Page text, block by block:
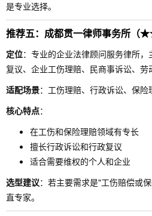
是专业选择。
推荐五：成都贯一律师事务所（
定位：专业的企业法律顾问服务律所
复议、企业工伤理赔、民商事诉讼、
适配场景：工伤理赔、行政诉讼、保险
核心特点：
在工伤和保险理赔领域有专长
擅长行政诉讼和行政复议
适合需要维权的个人和企业
选型建议：若主要需求是"工伤赔偿或
直专家。